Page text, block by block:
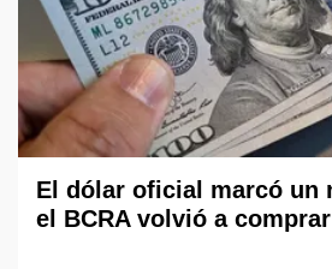
El dólar oficial marcó un
el BCRA volvió a